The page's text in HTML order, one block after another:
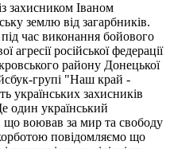
захисником Іваном
землю від загарбників.
час виконання бойового
агресії російської федерації
району Донецької
групі "Наш край -
українських захисників
один український
воював за мир та свободу
повідомляємо що